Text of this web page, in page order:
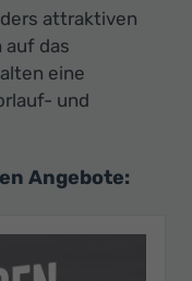
attraktiven
auf das
eine
und
Angebote: